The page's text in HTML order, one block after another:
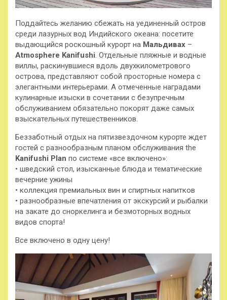
Поддайтесь желанию сбежать на уединенный остров
среди лазурных вод Индийского океана: посетите
выдающийся роскошный курорт на Мальдивах –
Atmosphere Kanifushi. Отдельные пляжные и водные
виллы, раскинувшиеся вдоль двухкилометрового
острова, представляют собой просторные номера с
элегантными интерьерами. А отмеченные наградами
кулинарные изыски в сочетании с безупречным
обслуживанием обязательно покорят даже самых
взыскательных путешественников.
Беззаботный отдых на пятизвездочном курорте ждет
гостей с разнообразным планом обслуживания the
Kanifushi Plan по системе «все включено»:
• шведский стол, изысканные блюда и тематические
вечерние ужины
• коллекция премиальных вин и спиртных напитков
• разнообразные впечатления от экскурсий и рыбалки
на закате до сноркелинга и безмоторных водных
видов спорта!
Все включено в одну цену!